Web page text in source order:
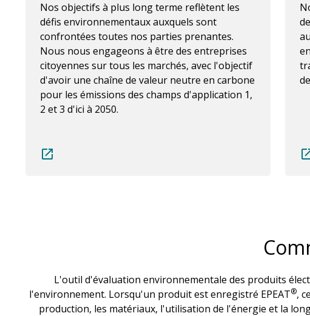
Nos objectifs à plus long terme reflètent les
défis environnementaux auxquels sont
confrontées toutes nos parties prenantes.
Nous nous engageons à être des entreprises
citoyennes sur tous les marchés, avec l'objectif
d'avoir une chaîne de valeur neutre en carbone
pour les émissions des champs d'application 1,
2 et 3 d'ici à 2050.
L'outil d'évaluation environnementale des produits
l'environnement. Lorsqu'un produit est enregistré EPEAT®,
production, les matériaux, l'utilisation de l'énergie et la